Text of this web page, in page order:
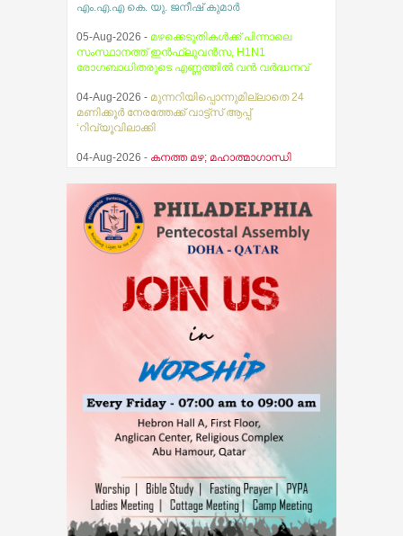
എം.എ.എ കെ. യു. ജനീഷ് കുമാർ
05-Aug-2026 - മഴക്കെടുതികൾക്ക് പിന്നാലെ
സംസ്ഥാനത്ത് ഇൻഫ്ലുവൻസ, H1N1
രോഗബാധിതരുടെ എണ്ണത്തിൽ വൻ വർദ്ധനവ്
04-Aug-2026 - മുന്നറിയിപ്പൊന്നുമില്ലാതെ 24
മണിക്കൂർ നേരത്തേക്ക് വാട്ട്സ് ആപ്പ്
‘റിവ്യൂവിലാക്കി
04-Aug-2026 - കനത്ത മഴ; മഹാത്മാഗാന്ധി
03-Aug-2026 -
സ്ഥിതിഗതികൾ
നിയന്ത്രണവിധേയം എന്ന് മുഖ്യമന്ത്രി വി.ഡി.
സതീശൻ
പ്രകാശനം ചെയ്തു
07-Aug-2026 -ആകാശത്ത് വെച്ച് വിമാനത്തിന്റെ